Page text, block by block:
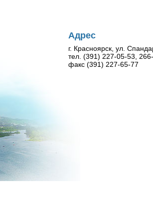
Адрес
г. Красноярск, ул.
тел. (391) 227-05-53,
факс (391) 227-65-77